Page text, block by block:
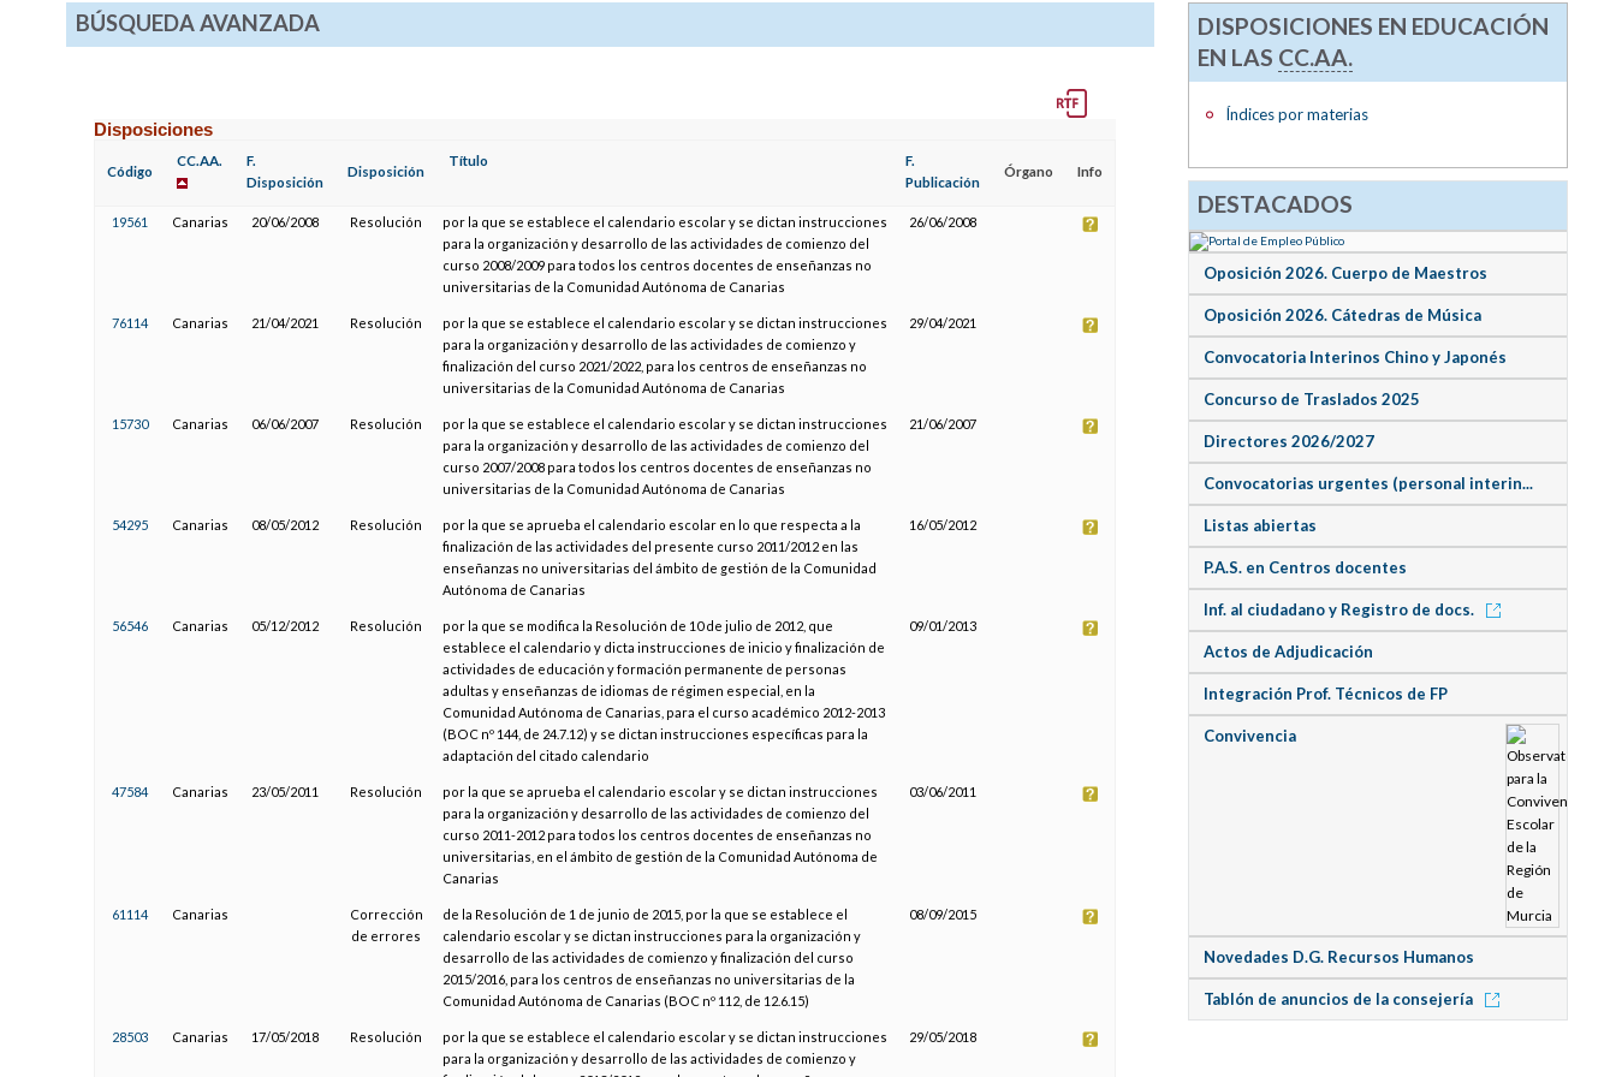
BÚSQUEDA AVANZADA
Disposiciones
Código
CC.AA.
F.
Disposición
Disposición
Título
F.
Publicación
Órgano Info
19561 Canarias 20/06/2008 Resolución
por la que se establece el calendario escolar y se dictan instrucciones
para la organización y desarrollo de las actividades de comienzo del
curso 2008/2009 para todos los centros docentes de enseñanzas no
universitarias de la Comunidad Autónoma de Canarias
26/06/2008
76114 Canarias 21/04/2021 Resolución
por la que se establece el calendario escolar y se dictan instrucciones
para la organización y desarrollo de las actividades de comienzo y
finalización del curso 2021/2022, para los centros de enseñanzas no
universitarias de la Comunidad Autónoma de Canarias
29/04/2021
15730 Canarias 06/06/2007 Resolución
por la que se establece el calendario escolar y se dictan instrucciones
para la organización y desarrollo de las actividades de comienzo del
curso 2007/2008 para todos los centros docentes de enseñanzas no
universitarias de la Comunidad Autónoma de Canarias
21/06/2007
54295 Canarias 08/05/2012 Resolución
por la que se aprueba el calendario escolar en lo que respecta a la
finalización de las actividades del presente curso 2011/2012 en las
enseñanzas no universitarias del ámbito de gestión de la Comunidad
Autónoma de Canarias
16/05/2012
56546 Canarias 05/12/2012 Resolución
por la que se modifica la Resolución de 10 de julio de 2012, que
establece el calendario y dicta instrucciones de inicio y finalización de
actividades de educación y formación permanente de personas
adultas y enseñanzas de idiomas de régimen especial, en la
Comunidad Autónoma de Canarias, para el curso académico 2012-2013
(BOC nº 144, de 24.7.12) y se dictan instrucciones específicas para la
adaptación del citado calendario
09/01/2013
47584 Canarias 23/05/2011 Resolución
por la que se aprueba el calendario escolar y se dictan instrucciones
para la organización y desarrollo de las actividades de comienzo del
curso 2011-2012 para todos los centros docentes de enseñanzas no
universitarias, en el ámbito de gestión de la Comunidad Autónoma de
Canarias
03/06/2011
61114 Canarias
Corrección
de errores
de la Resolución de 1 de junio de 2015, por la que se establece el
calendario escolar y se dictan instrucciones para la organización y
desarrollo de las actividades de comienzo y finalización del curso
2015/2016, para los centros de enseñanzas no universitarias de la
Comunidad Autónoma de Canarias (BOC nº 112, de 12.6.15)
08/09/2015
28503 Canarias 17/05/2018 Resolución
por la que se establece el calendario escolar y se dictan instrucciones
para la organización y desarrollo de las actividades de comienzo y
29/05/2018
DISPOSICIONES EN EDUCACIÓN
EN LAS CC.AA.
Índices por materias
DESTACADOS
Oposición 2026. Cuerpo de Maestros
Oposición 2026. Cátedras de Música
Convocatoria Interinos Chino y Japonés
Concurso de Traslados 2025
Directores 2026/2027
Convocatorias urgentes (personal interin...
Listas abiertas
P.A.S. en Centros docentes
Inf. al ciudadano y Registro de docs.
Actos de Adjudicación
Integración Prof. Técnicos de FP
Convivencia
Novedades D.G. Recursos Humanos
Tablón de anuncios de la consejería